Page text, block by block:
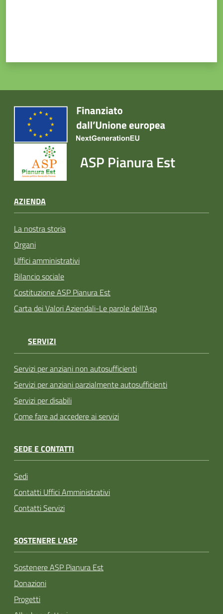
ASP Pianura Est
AZIENDA
La nostra storia
Organi
Uffici amministrativi
Bilancio sociale
Costituzione ASP Pianura Est
Carta dei Valori Aziendali-Le parole dell'Asp
SERVIZI
Servizi per anziani non autosufficienti
Servizi per anziani parzialmente autosufficienti
Servizi per disabili
Come fare ad accedere ai servizi
SEDE E CONTATTI
Sedi
Contatti Uffici Amministrativi
Contatti Servizi
SOSTENERE L'ASP
Sostenere ASP Pianura Est
Donazioni
Progetti